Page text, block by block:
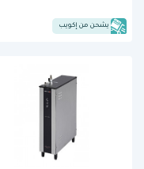
يشحن من إكويب